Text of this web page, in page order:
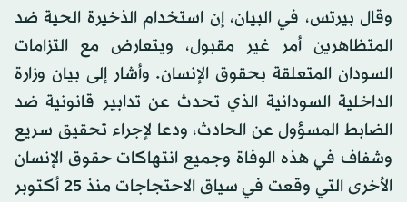
وقال بيرتس، في البيان، إن استخدام الذخيرة الحية ضد
المتظاهرين أمر غير مقبول، ويتعارض مع التزامات
السودان المتعلقة بحقوق الإنسان. وأشار إلى بيان وزارة
الداخلية السودانية الذي تحدث عن تدابير قانونية ضد
الضابط المسؤول عن الحادث، ودعا لإجراء تحقيق سريع
وشفاف في هذه الوفاة وجميع انتهاكات حقوق الإنسان
الأخرى التي وقعت في سياق الاحتجاجات منذ 25 أكتوبر